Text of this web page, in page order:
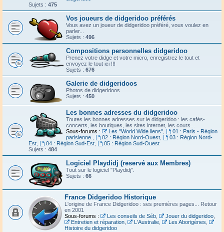
Sujets : 475
Vos joueurs de didgeridoo préférés
Vous avez un joueur de didgeridoo préféré, vous voulez en
parler...
Sujets : 496
Compositions personnelles didgeridoo
Prenez votre didge et votre micro, enregistrez le tout et
envoyez le tout ici !!!
Sujets : 676
Galerie de didgeridoos
Photos de didgeridoos
Sujets : 450
Les bonnes adresses du didgeridoo
Toutes les bonnes adresses sur le didgeridoo : les cafés-
concerts, les boutiques, les sites internet, les cours...
Sous-forums :
Les "World Wide liens",
01 : Paris - Région
parisienne.
02 : Région Nord-Ouest,
03 : Région Nord-
Est
04 : Région Sud-Est,
05 : Région Sud-Ouest
Sujets : 484
Logiciel Playdidj (reservé aux Membres)
Tout sur le logiciel "Playdidj".
Sujets : 66
France Didgeridoo Historique
L'origine de France Didgeridoo : ses premières pages... Retour
en 2001
Sous-forums :
Les conseils de Séb, Jouer du didgeridoo,
Entretien et réparation, L'Australie, Les Aborigènes
Histoire du didgeridoo